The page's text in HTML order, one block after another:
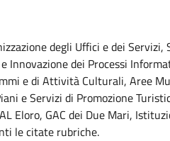
degli Uffici e dei Servizi,
Innovazione dei Processi
e di Attività Culturali, Aree
e Servizi di Promozione
Eloro, GAC dei Due Mari,
le citate rubriche.